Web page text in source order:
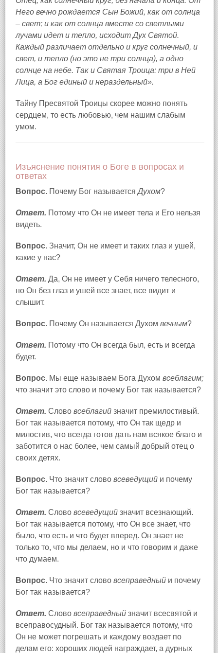
Него вечно рождается Сын Божий, как от солнца
– свет; и как от солнца вместе со светлыми
лучами идет и тепло, исходит Дух Святой.
Каждый различает отдельно и круг солнечный, и
свет, и тепло (но это не три солнца), а одно
солнце на небе. Так и Святая Троица: три в Ней
Лица, а Бог единый и нераздельный».
Тайну Пресвятой Троицы скорее можно понять
сердцем, то есть любовью, чем нашим слабым
умом.
Изъяснение понятия о Боге в вопросах и
ответах
Вопрос. Почему Бог называетсяДухом?
Ответ. Потому что Он не имеет тела и Его нельзя
видеть.
Вопрос. Значит, Он не имеет и таких глаз и ушей,
какие у нас?
Ответ. Да, Он не имеет у Себя ничего телесного,
но Он без глаз и ушей все знает, все видит и
слышит.
Вопрос. Почему Он называется Духом вечным?
Ответ. Потому что Он всегда был, есть и всегда
будет.
Вопрос. Мы еще называем Бога Духом всеблагим;
что значит это слово и почему Бог так называется?
Ответ. Слово всеблагий значит премилостивый.
Бог так называется потому, что Он так щедр и
милостив, что всегда готов дать нам всякое благо и
заботится о нас более, чем самый добрый отец о
своих детях.
Вопрос. Что значит слово всеведущий и почему
Бог так называется?
Ответ. Слово всеведущий значит всезнающий.
Бог так называется потому, что Он все знает, что
было, что есть и что будет вперед. Он знает не
только то, что мы делаем, но и что говорим и даже
что думаем.
Вопрос. Что значит слово всеправедный и почему
Бог так называется?
Ответ. Слово всеправедный значит всесвятой и
всеправосудный. Бог так называется потому, что
Он не может погрешать и каждому воздает по
делам его: хороших людей награждает, а дурных